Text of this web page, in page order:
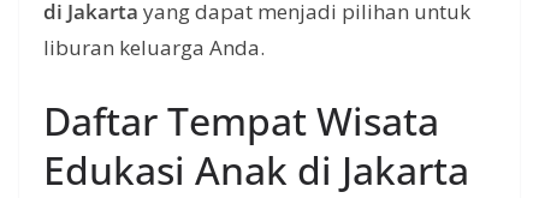
di Jakarta yang dapat menjadi pilihan untuk
liburan keluarga Anda.
Daftar Tempat Wisata
Edukasi Anak di Jakarta